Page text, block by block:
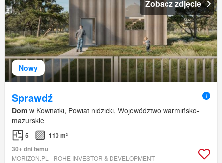
Nowy
Zobacz zdjęcie
Sprawdź
Dom w Kownatki, Powiat nidzicki, Województwo warmińsko-
mazurskie
5
110 m²
30+ dni temu
MORIZON.PL - ROHE INVESTOR & DEVELOPMENT